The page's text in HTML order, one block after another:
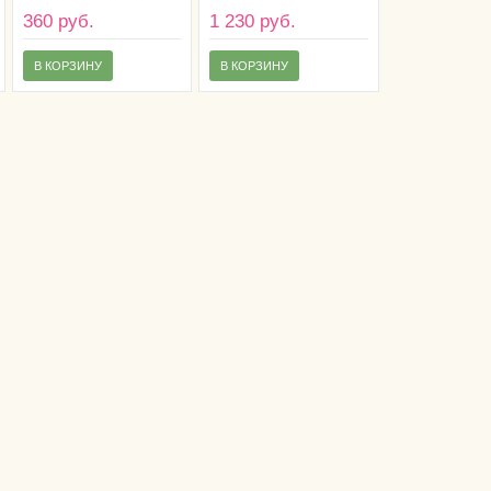
диапазон,100 штук)
360 руб.
В КОРЗИНУ
1 230 руб.
В КОРЗИНУ